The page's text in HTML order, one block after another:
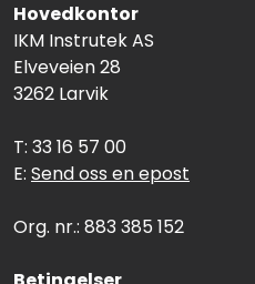
Hovedkontor
IKM Instrutek AS
Elveveien 28
3262 Larvik
T: 33 16 57 00
E: Send oss en epost
Org. nr.: 883 385 152